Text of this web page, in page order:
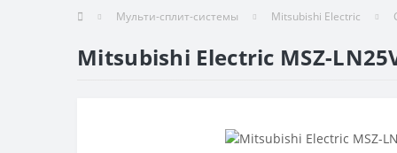
Мульти-сплит-системы Mitsubishi Electric
Mitsubishi Electric MSZ-